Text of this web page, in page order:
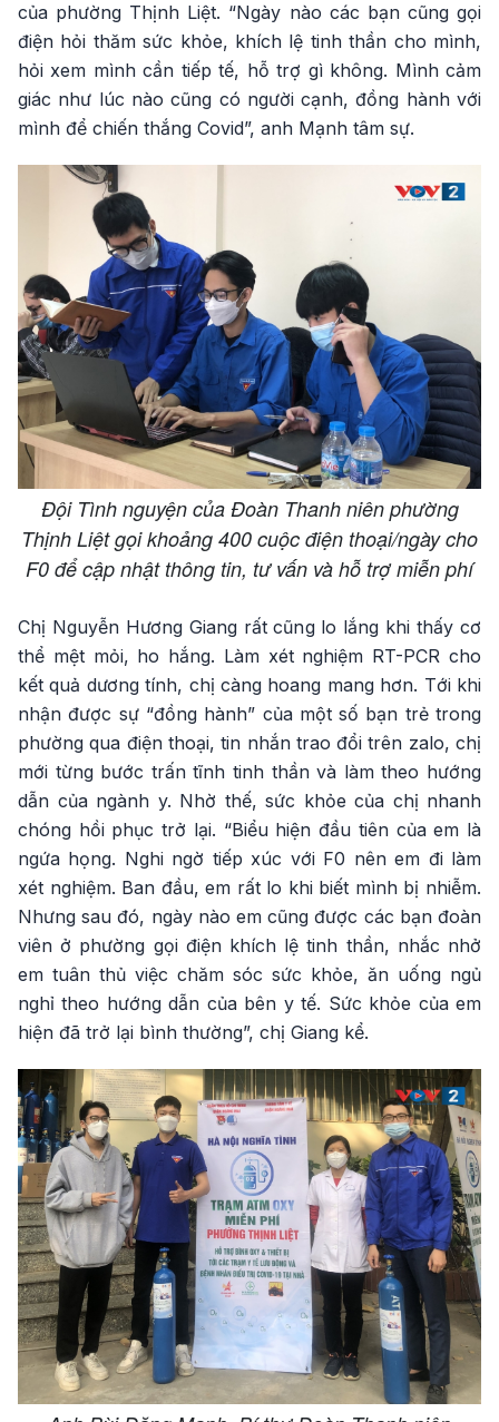
của phường Thịnh Liệt. “Ngày nào các bạn cũng gọi
điện hỏi thăm sức khỏe, khích lệ tinh thần cho mình,
hỏi xem mình cần tiếp tế, hỗ trợ gì không. Mình cảm
giác như lúc nào cũng có người cạnh, đồng hành với
mình để chiến thắng Covid”, anh Mạnh tâm sự.
Đội Tình nguyện của Đoàn Thanh niên phường
Thịnh Liệt gọi khoảng 400 cuộc điện thoại/ngày cho
F0 để cập nhật thông tin, tư vấn và hỗ trợ miễn phí
Chị Nguyễn Hương Giang rất cũng lo lắng khi thấy cơ
thể mệt mỏi, ho hắng. Làm xét nghiệm RT-PCR cho
kết quả dương tính, chị càng hoang mang hơn. Tới khi
nhận được sự “đồng hành” của một số bạn trẻ trong
phường qua điện thoại, tin nhắn trao đổi trên zalo, chị
mới từng bước trấn tĩnh tinh thần và làm theo hướng
dẫn của ngành y. Nhờ thế, sức khỏe của chị nhanh
chóng hồi phục trở lại. “Biểu hiện đầu tiên của em là
ngứa họng. Nghi ngờ tiếp xúc với F0 nên em đi làm
xét nghiệm. Ban đầu, em rất lo khi biết mình bị nhiễm.
Nhưng sau đó, ngày nào em cũng được các bạn đoàn
viên ở phường gọi điện khích lệ tinh thần, nhắc nhở
em tuân thủ việc chăm sóc sức khỏe, ăn uống ngủ
nghỉ theo hướng dẫn của bên y tế. Sức khỏe của em
hiện đã trở lại bình thường”, chị Giang kể.